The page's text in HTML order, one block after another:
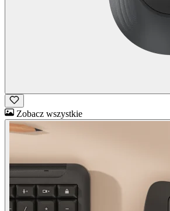
Zobacz wszystkie